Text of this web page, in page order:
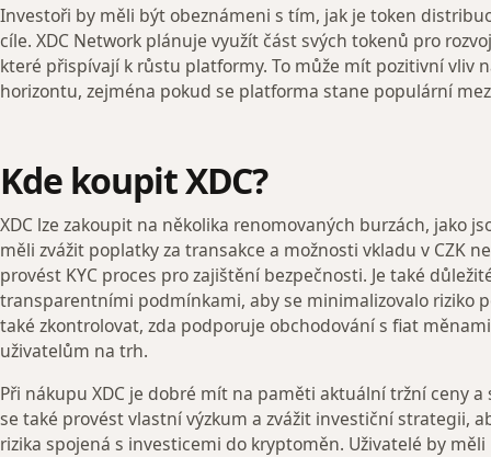
Investoři by měli být obeznámeni s tím, jak je token
cíle. XDC Network plánuje využít část svých tokenů pro
které přispívají k růstu platformy. To může mít pozitivní vliv
horizontu, zejména pokud se platforma stane populární
Kde koupit XDC?
XDC lze zakoupit na několika renomovaných burzách, jako
měli zvážit poplatky za transakce a možnosti vkladu v CZK
provést KYC proces pro zajištění bezpečnosti. Je také
transparentními podmínkami, aby se minimalizovalo riziko
také zkontrolovat, zda podporuje obchodování s fiat
uživatelům na trh.
Při nákupu XDC je dobré mít na paměti aktuální tržní ceny
se také provést vlastní výzkum a zvážit investiční strategii,
rizika spojená s investicemi do kryptoměn. Uživatelé by